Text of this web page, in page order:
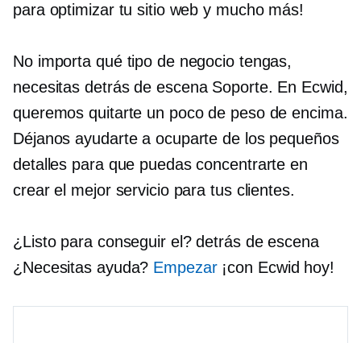
para optimizar tu sitio web y mucho más!
No importa qué tipo de negocio tengas,
necesitasdetrás de escenaSoporte. En Ecwid,
queremos quitarte un poco de peso de encima.
Déjanos ayudarte a ocuparte de los pequeños
detalles para que puedas concentrarte en
crear el mejor servicio para tus clientes.
¿Listo para conseguir el?detrás de escena
¿Necesitas ayuda? Empezar¡con Ecwid hoy!